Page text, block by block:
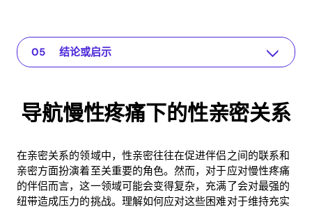
导航慢性疼痛下的性亲密关系
The app for your relationship
理解问题
实用解决方案或见解
结论或启示
导航慢性疼痛下的性亲密关系
在亲密关系的领域中，性亲密往往在促进伴侣之间的联系和
亲密方面扮演着至关重要的角色。然而，对于应对慢性疼痛
的伴侣而言，这一领域可能会变得复杂，充满了会对最强的
纽带造成压力的挑战。理解如何应对这些困难对于维持充实